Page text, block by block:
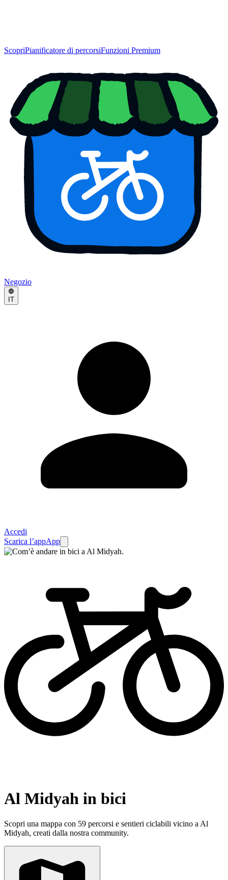
ScopriPianificatore di percorsiFunzioni Premium
Negozio
IT
Accedi
Scarica l’appApp
Al Midyah in bici
Scopri una mappa con 59 percorsi e sentieri ciclabili vicino a Al
Midyah, creati dalla nostra community.